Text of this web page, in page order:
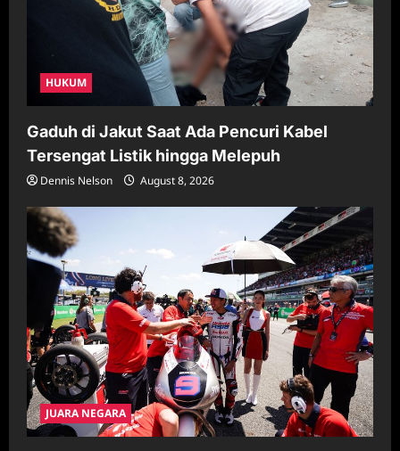
HUKUM
Gaduh di Jakut Saat Ada Pencuri Kabel
Tersengat Listik hingga Melepuh
Dennis Nelson August 8, 2026
JUARA NEGARA